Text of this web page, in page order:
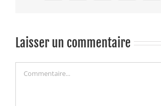
Laisser un commentaire